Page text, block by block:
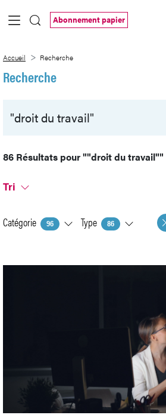
Saut au contenu principal
Abonnement papier
Accueil Recherche
Recherche
86 Résultats pour""droit du travail""
Tri
Catégorie 96 Type 86